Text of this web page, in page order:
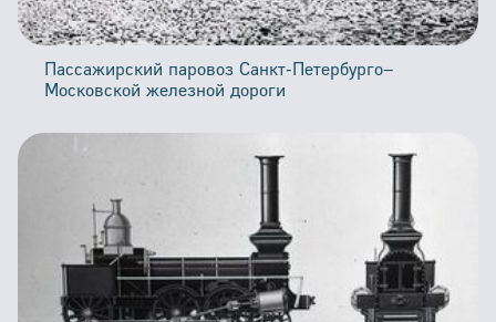
Пассажирский паровоз Санкт-Петербурго–
Московской железной дороги